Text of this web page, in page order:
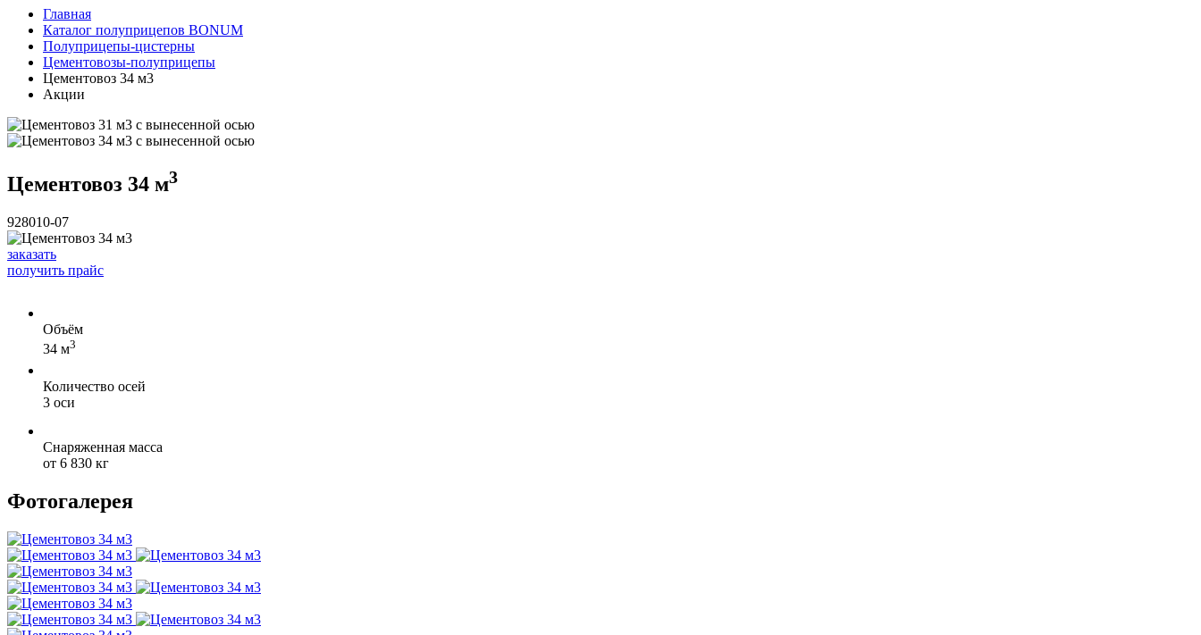
Главная
Каталог полуприцепов BONUM
Полуприцепы-цистерны
Цементовозы-полуприцепы
Цементовоз 34 м3
Акции
Цементовоз 34 м3
928010-07
заказать
получить прайс
Объём
34 м3
Количество осей
3 оси
Снаряженная масса
от 6 830 кг
Фотогалерея